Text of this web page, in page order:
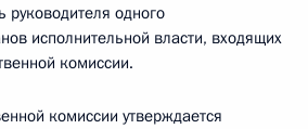
руководителя одного
исполнительной власти, входящих
комиссии.
комиссии утверждается